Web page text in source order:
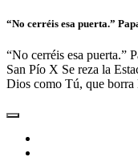
“No cerréis esa puerta.”
“No cerréis esa puerta.”
San Pío X Se reza la
Dios como Tú, que